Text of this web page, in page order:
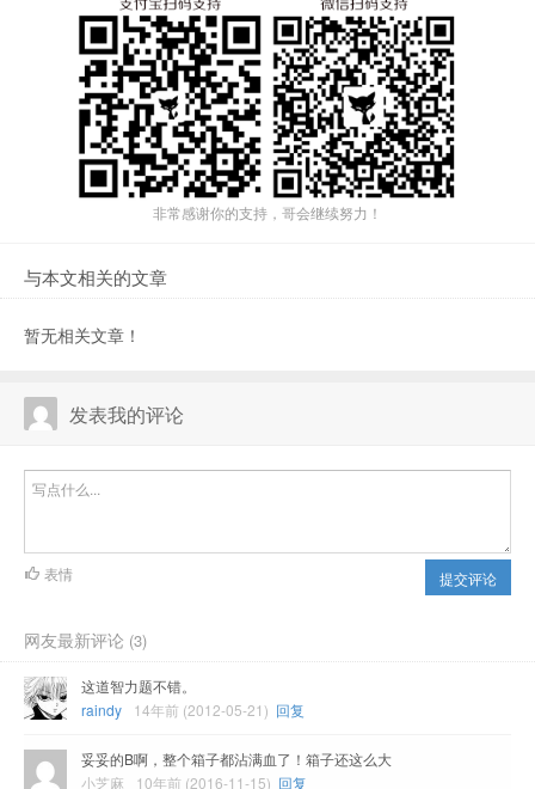
非常感谢你的支持，哥会继续努力！
与本文相关的文章
暂无相关文章！
发表我的评论
提交评论
表情
网友最新评论 (3)
这道智力题不错。
raindy
14年前 (2012-05-21) 回复
妥妥的B啊，整个箱子都沾满血了！箱子还这么大
小芝麻
10年前 (2016-11-15) 回复